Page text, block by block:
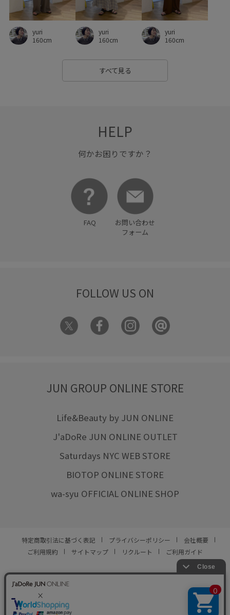
ポーチ マーメイドスカート ミニバッグ ミニマル
メリハリ レモン
ワイドパンツ ワンショルダー ワンピース
取り外し可能
細見え
肌離れが良い 薄手
yuri
160cm
yuri
160cm
yuri
160cm
すべて見る
HELP
何かお困りですか？
FAQ
お問い合わせ
フォーム
FOLLOW US ON
JUN GROUP ONLINE STORE
Life&Beauty by JUN ONLINE
J'aDoRe JUN ONLINE OUTLET
Saturdays NYC WEB STORE
BIOTOP ONLINE STORE
wa-syu OFFICIAL ONLINE SHOP
特定商取引法に基づく表記 プライバシーポリシー
会社概要
ご利用規約
サイトマップ リクルート ご利用ガイド
© JUN CO.,LTD. ALL RIGHTS RESERVED.